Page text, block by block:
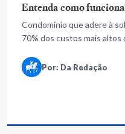
Entenda como
Condomínio que adere à
70% dos custos mais altos
Por: Da Redação